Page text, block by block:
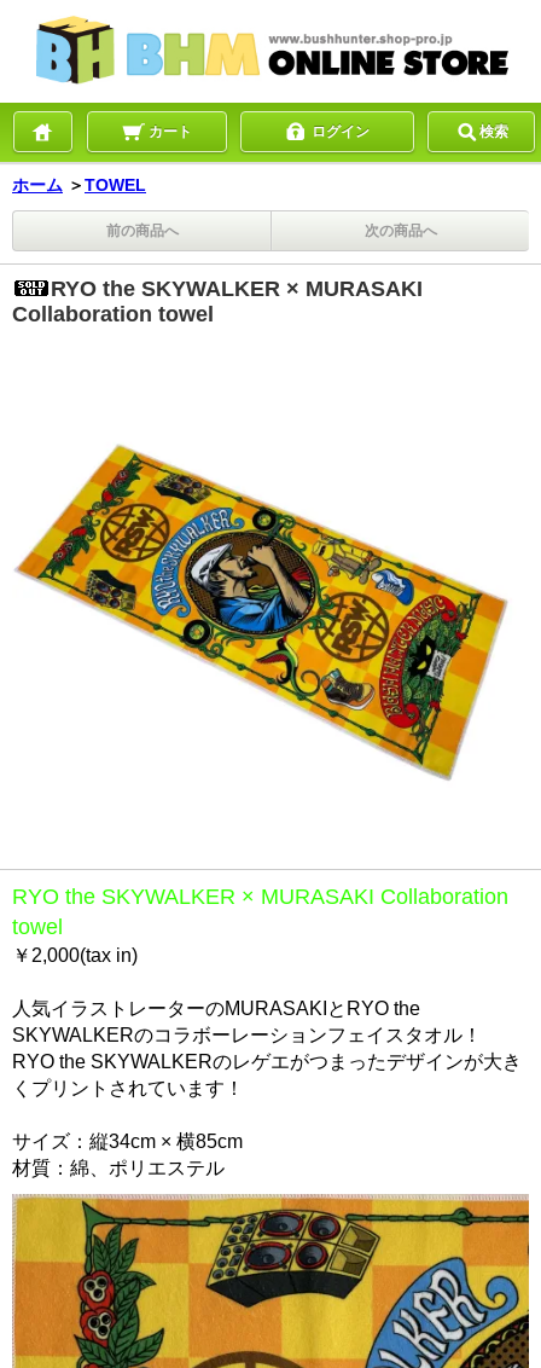
カート ログイン 検索
ホーム ＞TOWEL
前の商品へ 次の商品へ
RYO the SKYWALKER × MURASAKI
Collaboration towel
RYO the SKYWALKER × MURASAKI Collaboration
towel
￥2,000(tax in)
人気イラストレーターのMURASAKIとRYO the
SKYWALKERのコラボーレーションフェイスタオル！
RYO the SKYWALKERのレゲエがつまったデザインが大き
くプリントされています！
サイズ：縦34cm × 横85cm
材質：綿、ポリエステル